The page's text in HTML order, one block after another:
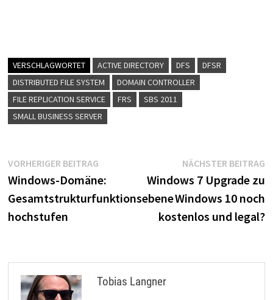
VERSCHLAGWORTET ACTIVE DIRECTORY DFS
DFSR
DISTRIBUTED FILE SYSTEM
DOMAIN CONTROLLER
FILE REPLICATION SERVICE
FRS
SBS 2011
SMALL BUSINESS SERVER
Beitragsnavigation
VORHERIGER BEITRAGVorheriger
Beitrag:
Windows-Domäne:
Gesamtstrukturfunktionsebene
hochstufen
NÄCHSTER BEITRAG
Windows 7 Upgrade zu
Windows 10 noch
kostenlos und legal?
Tobias Langner